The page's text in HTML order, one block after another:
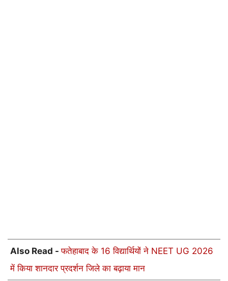
Also Read -फतेहाबाद के 16 विद्यार्थियों ने NEET UG 2026
में किया शानदार प्रदर्शन जिले का बढ़ाया मान